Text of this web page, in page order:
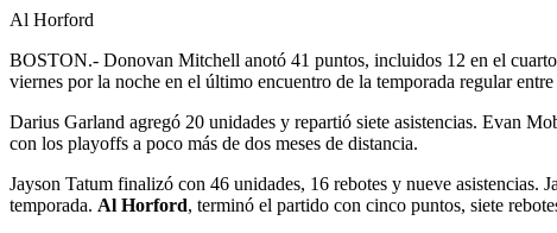
Al Horford
BOSTON.- Donovan Mitchell anotó 41 puntos, incluidos 12 en el
viernes por la noche en el último encuentro de la temporada regular
Darius Garland agregó 20 unidades y repartió siete asistencias. Evan
con los playoffs a poco más de dos meses de distancia.
Jayson Tatum finalizó con 46 unidades, 16 rebotes y nueve asistencias.
temporada. Al Horford, terminó el partido con cinco puntos, siete